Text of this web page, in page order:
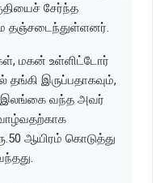
சேர்ந்த
தஞ்சடைந்துள்ளனர்.
மகன் உள்ளிட்டோர்
தங்கி இருப்பதாகவும்,
இலங்கை வந்த அவர்
ஆயிரம் கொடுத்து